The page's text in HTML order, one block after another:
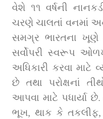
વેશે ૧૧ વર્ષની
ચરણે ચાલતાં વનમાં
સમગ્ર ભારતના ખૂણે
સર્વોપરી સ્વરૂપ
અધિકારી કરવા માટે
છે તથા પરોક્ષનાં
આપવા માટે પધાર્યા
ભૂખ, થાક કે